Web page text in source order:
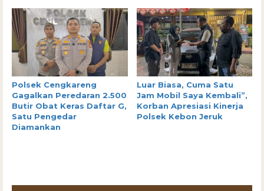
Polsek Cengkareng
Gagalkan Peredaran 2.500
Butir Obat Keras Daftar G,
Satu Pengedar
Diamankan
Luar Biasa, Cuma Satu
Jam Mobil Saya Kembali”,
Korban Apresiasi Kinerja
Polsek Kebon Jeruk